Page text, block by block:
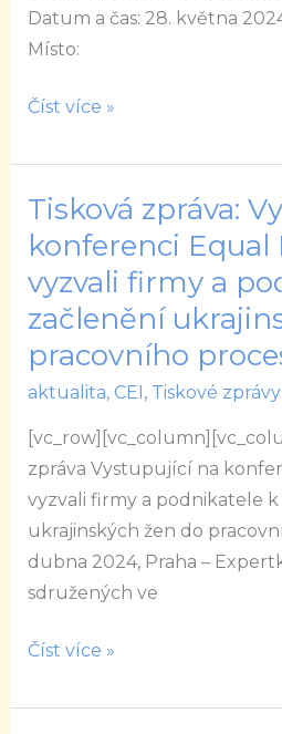
Datum a čas: 28. května
Místo:
Číst více »
Tisková zpráva:
konferenci Equal
vyzvali firmy a
začlenění
pracovního
aktualita, CEI , Tiskové zprávy
zpráva Vystupující na
vyzvali firmy a podnikatele
ukrajinských žen do
dubna 2024, Praha –
sdružených ve
Tisková
zpráva:
Vystupující
na
konferenci
Equal
Pay
vyzvali
firmy
podnikatele
začlenění
ukrajinských
Číst více »